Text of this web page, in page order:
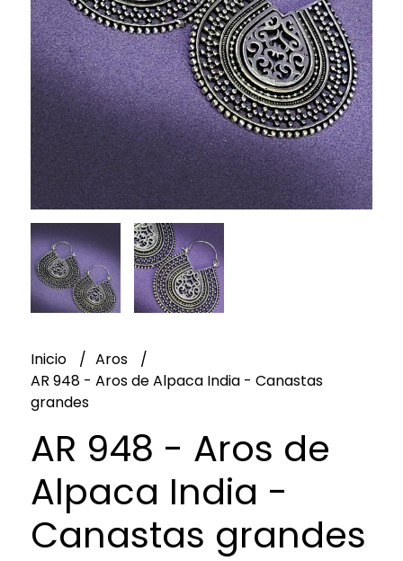
Inicio
Aros
AR 948 - Aros de Alpaca India - Canastas
grandes
AR 948 - Aros de
Alpaca India -
Canastas grandes